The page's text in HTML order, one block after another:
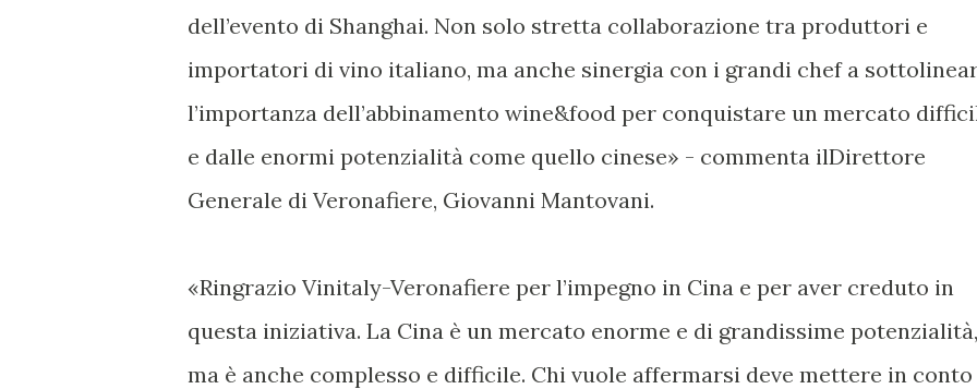
dell’evento di Shanghai. Non solo stretta collaborazione tra produttori e
importatori di vino italiano, ma anche sinergia con i grandi chef a
l’importanza dell’abbinamento wine&food per conquistare un mercato
e dalle enormi potenzialità come quello cinese» - commenta ilDirettore
Generale di Veronafiere, Giovanni Mantovani.
«Ringrazio Vinitaly-Veronafiere per l’impegno in Cina e per aver creduto in
questa iniziativa. La Cina è un mercato enorme e di grandissime potenzialità,
ma è anche complesso e difficile. Chi vuole affermarsi deve mettere in conto